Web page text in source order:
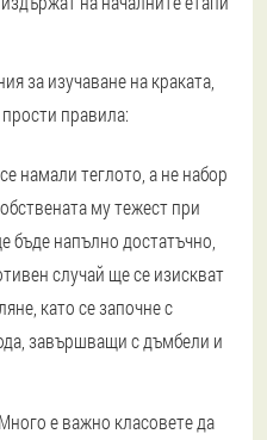
за изучаване на краката,
правила:
намали теглото, а не набор
му тежест при
бъде напълно достатъчно,
случай ще се изискват
като се започне с
завършващи с дъмбели и
е важно класовете да